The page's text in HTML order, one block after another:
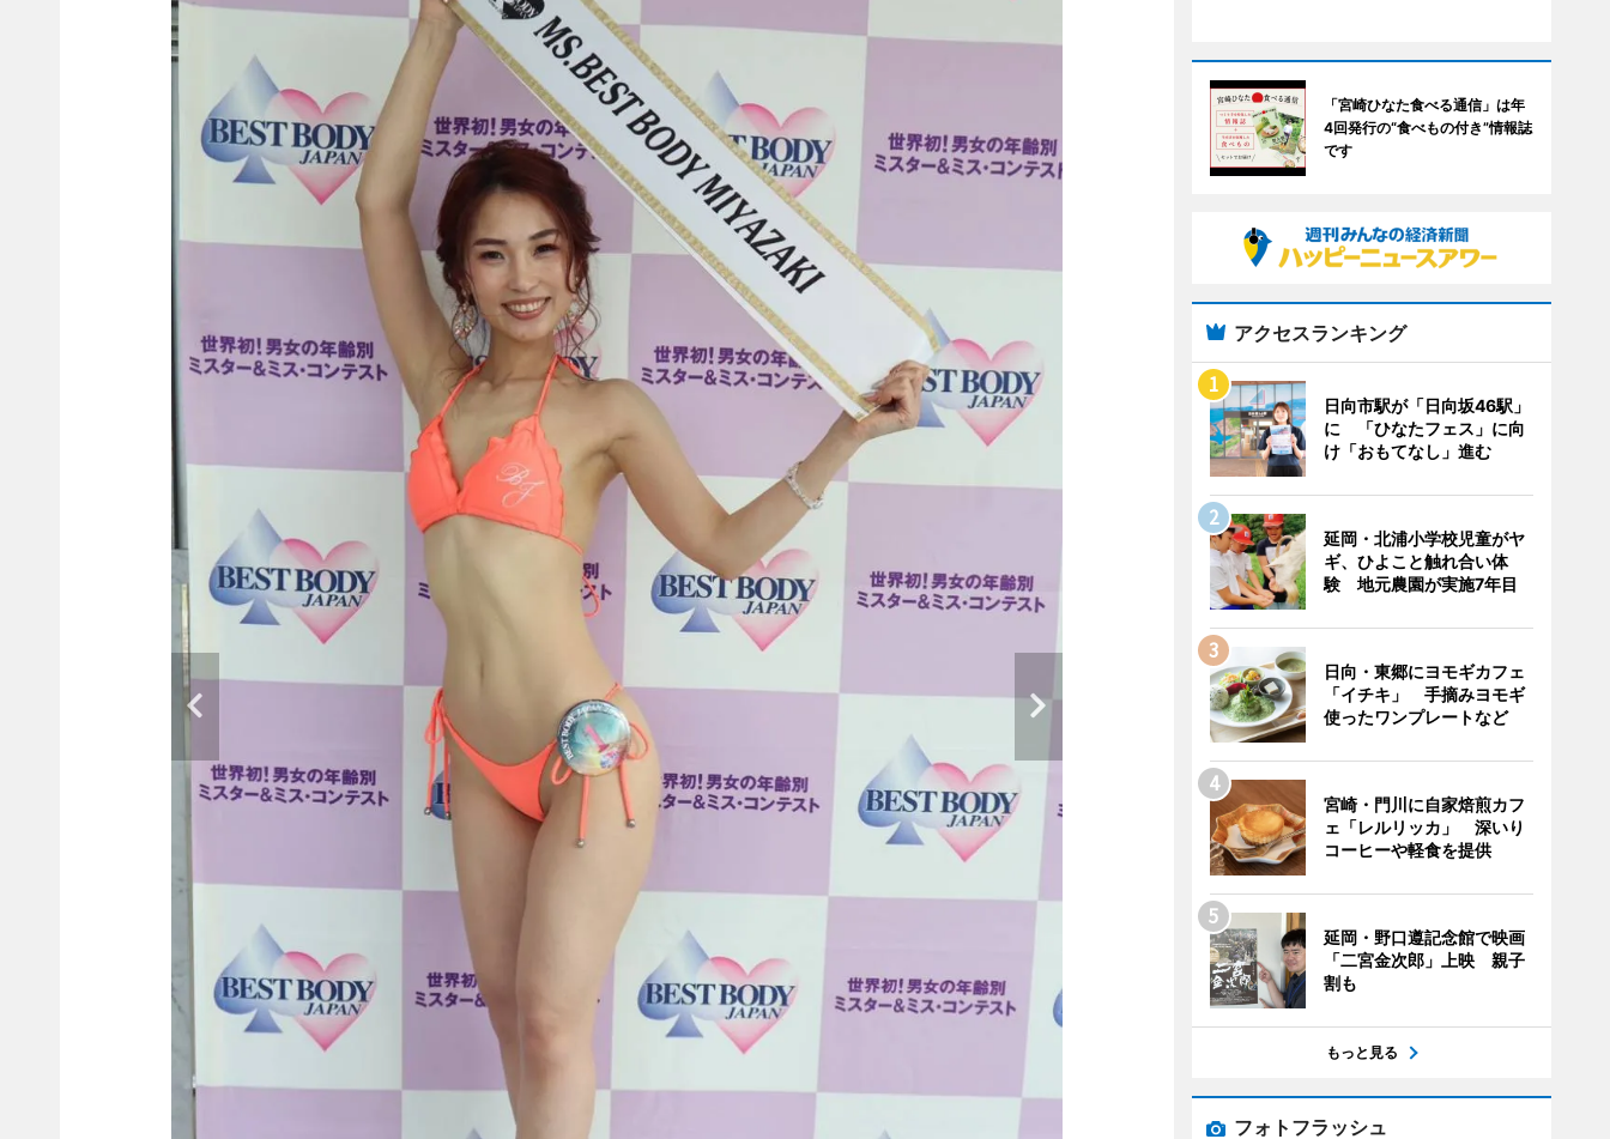
「宮崎ひなた食べる通信」は年
4回発行の“食べもの付き”情報誌
です
アクセスランキング
日向市駅が「日向坂46駅」
に 「ひなたフェス」に向
け「おもてなし」進む
延岡・北浦小学校児童がヤ
ギ、ひよこと触れ合い体
験 地元農園が実施7年目
日向・東郷にヨモギカフェ
「イチキ」 手摘みヨモギ
使ったワンプレートなど
宮崎・門川に自家焙煎カフ
ェ「レルリッカ」 深いり
コーヒーや軽食を提供
延岡・野口遵記念館で映画
「二宮金次郎」上映 親子
割も
もっと見る
フォトフラッシュ